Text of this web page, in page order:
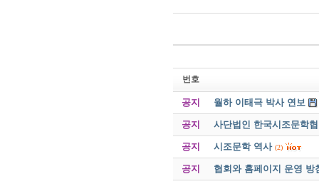
번호
공지 월하 이태극 박사 연보
공지 사단법인 한국시조문학
공지 시조문학 역사 (2)
공지 협회와 홈페이지 운영 방